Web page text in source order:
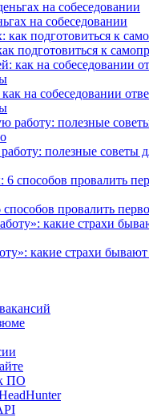
на собеседовании
подготовиться к
на собеседовании
полезные советы
провалить
какие страхи
ПО